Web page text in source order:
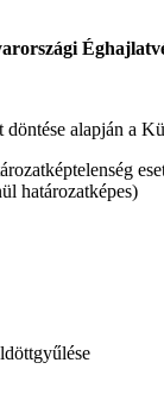
döntése alapján a
határozatképes)